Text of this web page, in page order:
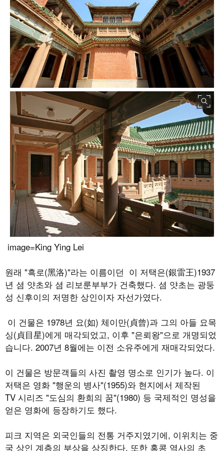
image=King Ying Lei
원래 "흑로(黑洛)"라는 이름이던 이 저택은(銀雷王)1937
년 셤 얏초와 셤 리보룬부부가 건축했다. 셤 얏초는 광둥
성 신후이의 저명한 상인이자 자선가였다.
이 건물은 1978년 요(如) 체이만(貞曾)과 그의 아들 요목
싱(貞目星)에게 매각되었고, 이후 "은뢰왕"으로 개명되었
습니다. 2007년 8월에는 이전 소유주에게 재매각되었다.
이 건물은 방문객들의 사진 촬영 명소로 인기가 높다. 이
저택은 영화 "행운의 병사"(1955)와 현지에서 제작된
TV 시리즈 "도심의 환희의 꿈"(1980) 등 국제적인 명성을
얻은 영화에 등장하기도 했다.
피크 지역은 외국인들의 전통 거주지였기에, 이위치는 중
국 상인 계층의 부상을 상징한다. 또한 홍콩 역사의 초